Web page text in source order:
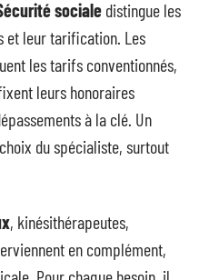
sociale distingue les
et leur tarification. Les
les tarifs conventionnés,
leurs honoraires
à la clé. Un
du spécialiste, surtout
, kinésithérapeutes,
en complément,